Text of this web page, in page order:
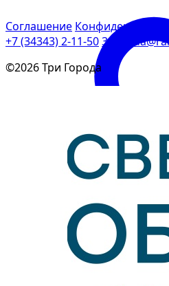
Соглашение
+7 (34343) 2-11-50
©2026 Три Города